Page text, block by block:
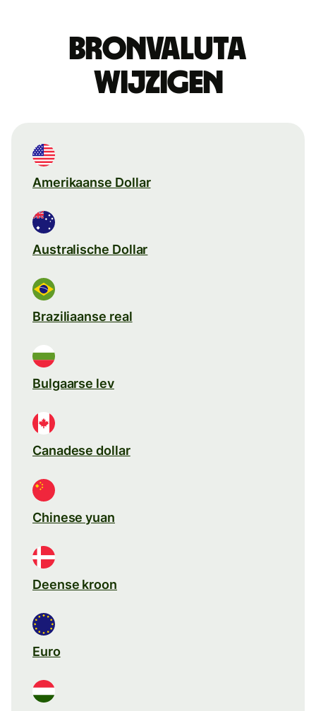
Bronvaluta
wijzigen
Amerikaanse Dollar
Australische Dollar
Braziliaanse real
Bulgaarse lev
Canadese dollar
Chinese yuan
Deense kroon
Euro